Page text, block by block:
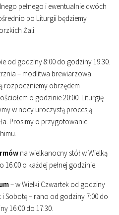
pełnego i ewentualnie dwóch
po Liturgii będziemy
Żali.
od godziny8:00 do godziny19:30.
– modlitwa brewiarzowa.
rozpoczniemy obrzędem
o godzinie20:00. Liturgię
w nocy uroczystą procesją
Prosimy o przygotowanie
na wielkanocny stół w Wielką
16:00 o każdej pełnej godzinie.
– w Wielki Czwartek od godziny
i Sobotę – rano od godziny 7:00 do
16:00 do 17:30.